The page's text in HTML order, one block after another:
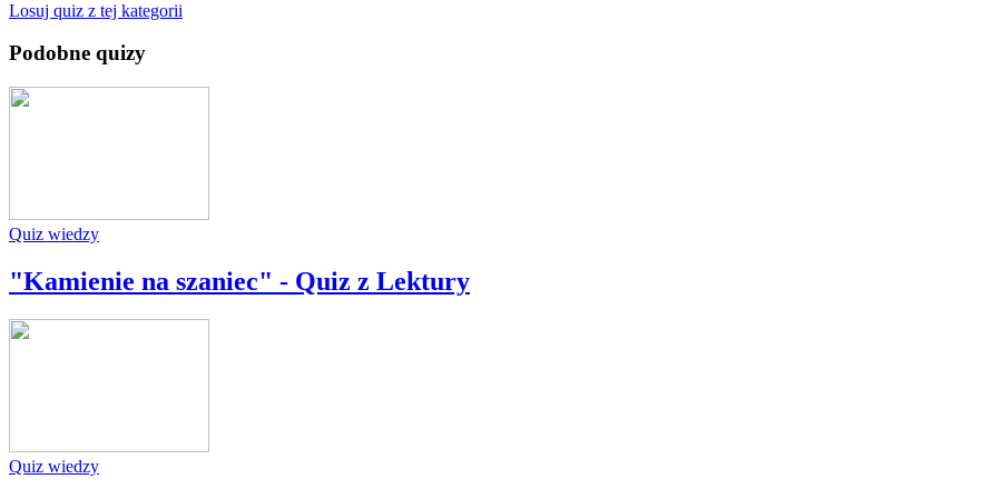
Losuj quiz z tej kategorii
Podobne quizy
Quiz wiedzy
"Kamienie na szaniec" - Quiz z Lektury
Quiz wiedzy